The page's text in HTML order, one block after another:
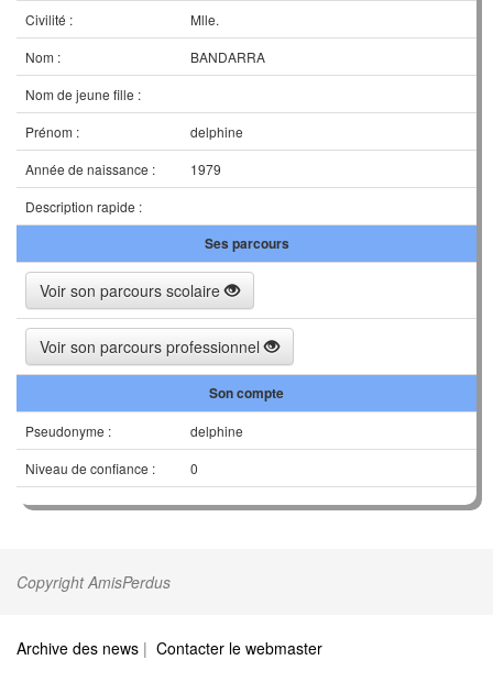
Civilité :
Mlle.
Nom :
BANDARRA
Nom de jeune fille :
Prénom :
delphine
Année de naissance :
1979
Description rapide :
Ses parcours
Voir son parcours scolaire
Voir son parcours professionnel
Son compte
Pseudonyme :
delphine
Niveau de confiance :
0
Copyright AmisPerdus
Archive des news | Contacter le webmaster